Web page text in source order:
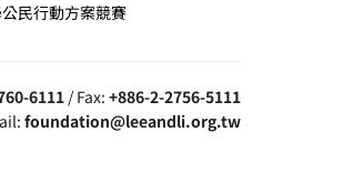
民行動方案競賽
6111/ Fax: +886-2-2756-5111
foundation@leeandli.org.tw